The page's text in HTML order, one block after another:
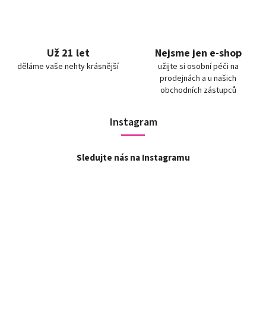
Už 21 let
děláme vaše nehty krásnější
Nejsme jen e-shop
užijte si osobní péči na
prodejnách a u našich
obchodních zástupců
Instagram
Sledujte nás na Instagramu